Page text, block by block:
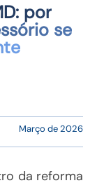
por
se
Março de 2026
da reforma